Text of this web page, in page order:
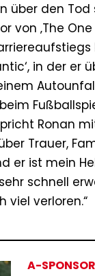
über den Tod
von ‚The
in der
Ronan
Trauer,
er ist mein
schnell
viel verloren.“
A-